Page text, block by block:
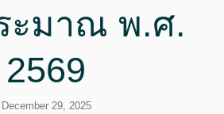
ะมาณ พ.ศ.
2569
December 29, 2025